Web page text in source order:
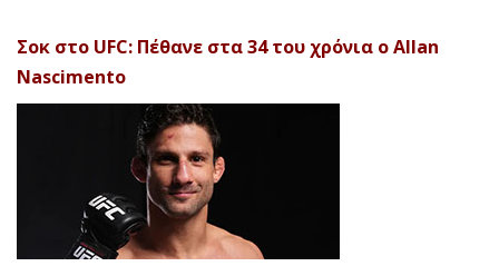
Σοκ στο UFC: Πέθανε στα 34 του χρόνια ο Allan
Nascimento